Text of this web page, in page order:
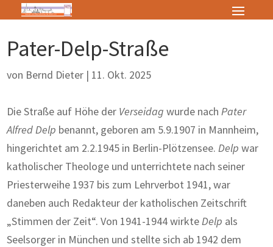
Pater-Delp-Straße
von Bernd Dieter | 11. Okt. 2025
Die Straße auf Höhe der Verseidag wurde nachPater
Alfred Delp benannt, geboren am 5.9.1907 in Mannheim,
hingerichtet am 2.2.1945 in Berlin-Plötzensee.Delp war
katholischer Theologe und unterrichtete nach seiner
Priesterweihe 1937 bis zum Lehrverbot 1941, war
daneben auch Redakteur der katholi­schen Zeitschrift
„Stimmen der Zeit“. Von 1941-1944 wirkteDelp als
Seelsorger in München und stellte sich ab 1942 dem